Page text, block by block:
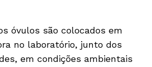
óvulos são colocados em
no laboratório, junto dos
em condições ambientais